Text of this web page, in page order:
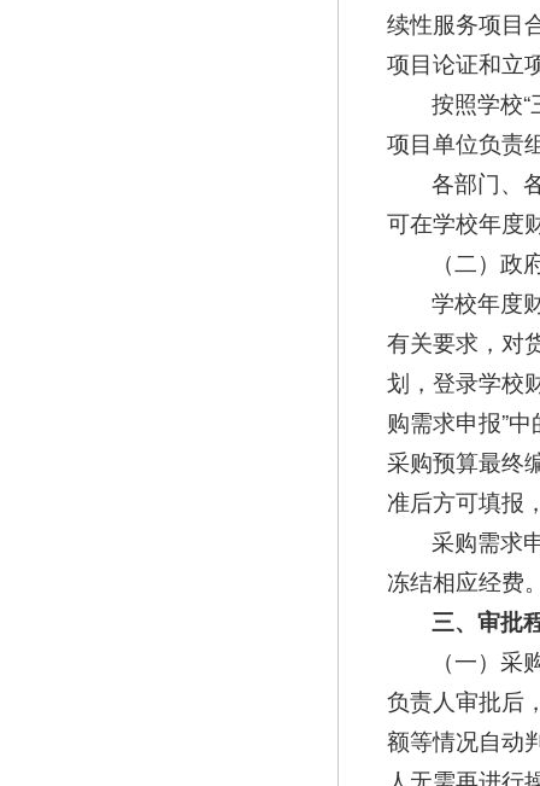
续性服务项目
项目论证和立
按照学校
项目单位负责
各部门、
可在学校年度
（二）政
学校年度
有关要求，对
划，登录学校
购需求申报”
采购预算最终
准后方可填报
采购需求
冻结相应经费
三、审批
（一）
负责人审批后
额等情况自动